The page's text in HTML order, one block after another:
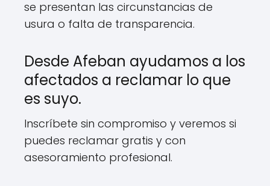
se presentan las circunstancias de
usura o falta de transparencia.
Desde Afeban ayudamos a los
afectados a reclamar lo que
es suyo.
Inscríbete sin compromiso y veremos si
puedes reclamar gratis y con
asesoramiento profesional.